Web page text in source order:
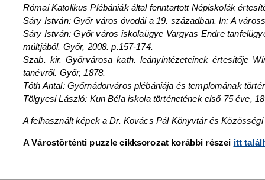
Római Katolikus Plébániák által fenntartott Népiskolák
Sáry István: Győr város óvodái a 19. században. In: A
Sáry István: Győr város iskolaügye Vargyas Endre
múltjából. Győr, 2008. p.157-174.
Szab. kir. Győrvárosa kath. leányintézeteinek értesítője
tanévről. Győr, 1878.
Tóth Antal: Győrnádorváros plébániája és templomának
Tölgyesi László: Kun Béla iskola történetének első 75 éve,
A felhasznált képek a Dr. Kovács Pál Könyvtár és
A Várostörténti puzzle cikksorozat korábbi részei itt